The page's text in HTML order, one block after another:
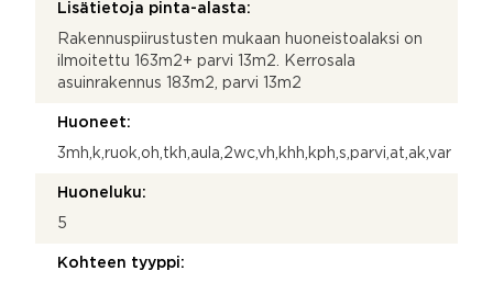
Lisätietoja pinta-alasta:
Rakennuspiirustusten mukaan huoneistoalaksi on
ilmoitettu 163m2+ parvi 13m2. Kerrosala
asuinrakennus 183m2, parvi 13m2
Huoneet:
3mh,k,ruok,oh,tkh,aula,2wc,vh,khh,kph,s,parvi,at,ak,var
Huoneluku:
5
Kohteen tyyppi: